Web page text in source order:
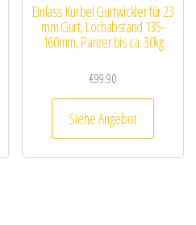
Einlass Kurbel Gurtwickler für 23
mm Gurt, Lochabstand 135-
160mm, Panzer bis ca. 30kg
€99.90
Siehe Angebot